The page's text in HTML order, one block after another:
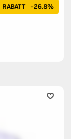
RABATT -26.8%